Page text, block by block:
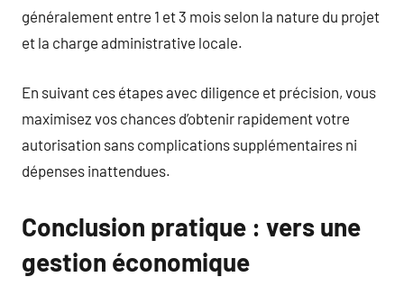
généralement entre 1 et 3 mois selon la nature du projet
et la charge administrative locale.
En suivant ces étapes avec diligence et précision, vous
maximisez vos chances d’obtenir rapidement votre
autorisation sans complications supplémentaires ni
dépenses inattendues.
Conclusion pratique : vers une
gestion économique